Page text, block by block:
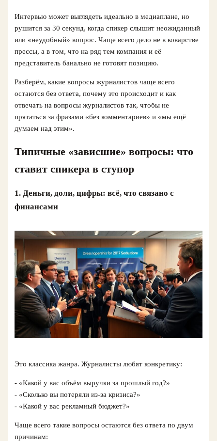
Интервью может выглядеть идеально в медиаплане, но
рушится за 30 секунд, когда спикер слышит неожиданный
или «неудобный» вопрос. Чаще всего дело не в коварстве
прессы, а в том, что на ряд тем компания и её
представитель банально не готовят позицию.
Разберём, какие вопросы журналистов чаще всего
остаются без ответа, почему это происходит и как
отвечать на вопросы журналистов так, чтобы не
прятаться за фразами «без комментариев» и «мы ещё
думаем над этим».
Типичные «зависшие» вопросы: что
ставит спикера в ступор
1. Деньги, доли, цифры: всё, что связано с
финансами
Это классика жанра. Журналисты любят конкретику:
- «Какой у вас объём выручки за прошлый год?»
- «Сколько вы потеряли из‑за кризиса?»
- «Какой у вас рекламный бюджет?»
Чаще всего такие вопросы остаются без ответа по двум
причинам: